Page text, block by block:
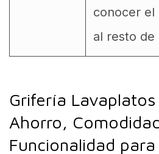
conocer el
al resto de
Grifería
Ahorro,
Funcionalidad